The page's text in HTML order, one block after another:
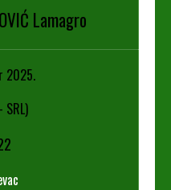
Lamagro
2025.
SRL)